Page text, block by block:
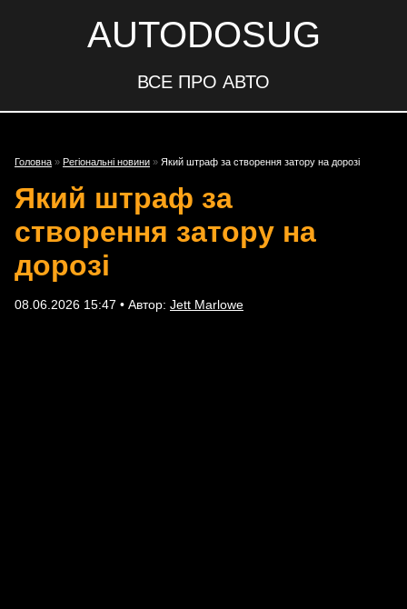
AUTODOSUG
ВСЕ ПРО АВТО
Головна » Регіональні новини » Який штраф за створення затору на дорозі
Який штраф за
створення затору на
дорозі
08.06.2026 15:47 • Автор: Jett Marlowe